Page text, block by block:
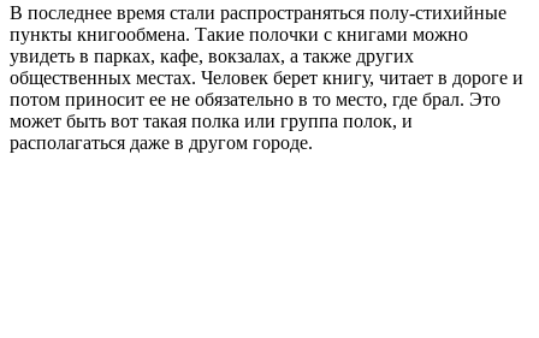
В последнее время стали распространяться полу-стихийные
пункты книгообмена. Такие полочки с книгами можно
увидеть в парках, кафе, вокзалах, а также других
общественных местах. Человек берет книгу, читает в дороге и
потом приносит ее не обязательно в то место, где брал. Это
может быть вот такая полка или группа полок, и
располагаться даже в другом городе.